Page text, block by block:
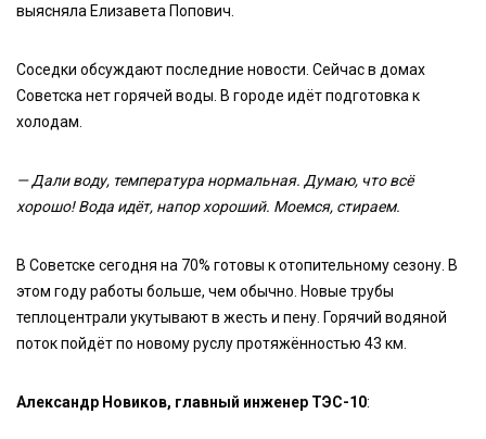
выясняла Елизавета Попович.
Соседки обсуждают последние новости. Сейчас в домах
Советска нет горячей воды. В городе идёт подготовка к
холодам.
— Дали воду, температура нормальная. Думаю, что всё
хорошо! Вода идёт, напор хороший. Моемся, стираем.
В Советске сегодня на 70% готовы к отопительному сезону. В
этом году работы больше, чем обычно. Новые трубы
теплоцентрали укутывают в жесть и пену. Горячий водяной
поток пойдёт по новому руслу протяжённостью 43 км.
Александр Новиков, главный инженер ТЭС-10: